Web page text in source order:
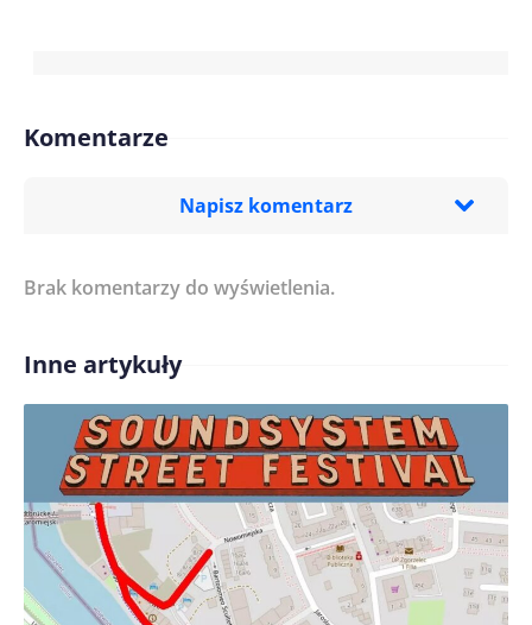
Komentarze
Napisz komentarz
Treść komentarza*
Imię/ Nick*
Zapamiętaj moje dane w tej przeglądarce podczas
pisania kolejnych komentarzy.
Brak komentarzy do wyświetlenia.
Inne artykuły